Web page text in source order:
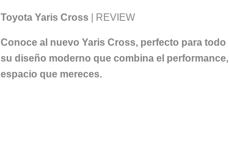
Toyota Yaris Cross | REVIEW
Conoce al nuevo Yaris Cross, perfecto para
su diseño moderno que combina el
espacio que mereces.